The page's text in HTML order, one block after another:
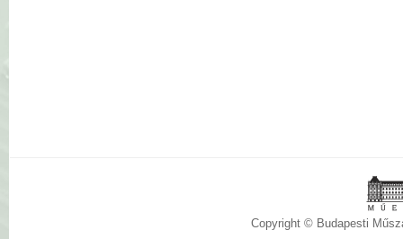
Copyright © Budapesti